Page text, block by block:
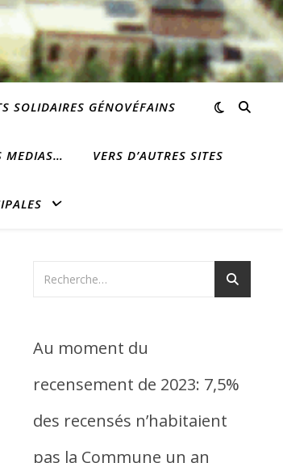
SOLIDAIRES GÉNOVÉFAINS
MEDIAS… VERS D’AUTRES SITES
Au moment du
recensement de 2023: 7,5%
des recensés n’habitaient
pas la Commune un an